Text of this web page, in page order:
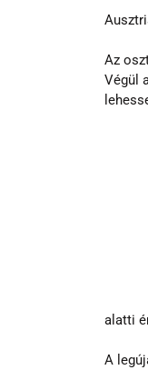
Az
Végül
alatti
A